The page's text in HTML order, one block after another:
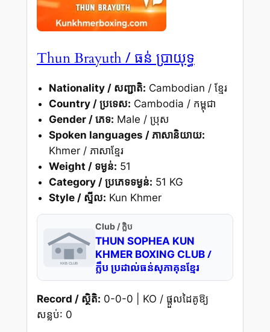
Thun Brayuth / ធន់ ប្រាយុទ្ធ
Nationality / សញ្ជាតិ: Cambodian / ខ្មែរ
Country / ប្រទេស: Cambodia / កម្ពុជា
Gender / ភេទ: Male / ប្រុស
Spoken languages / ភាសានិយាយ:
Khmer / ភាសាខ្មែរ
Weight / ទម្ងន់: 51
Category / ប្រភេទទម្ងន់: 51 KG
Style / ស្ទីល: Kun Khmer
Club / ក្លិប
THUN SOPHEA KUN
KHMER BOXING CLUB /
ក្លឹប ប្រដាល់ធន់សុភាគុនខ្មែរ
Record / ស្ថិតិ: 0-0-0 | KO / ផ្តួលដៃគូឱ្យ
សន្លប់: 0